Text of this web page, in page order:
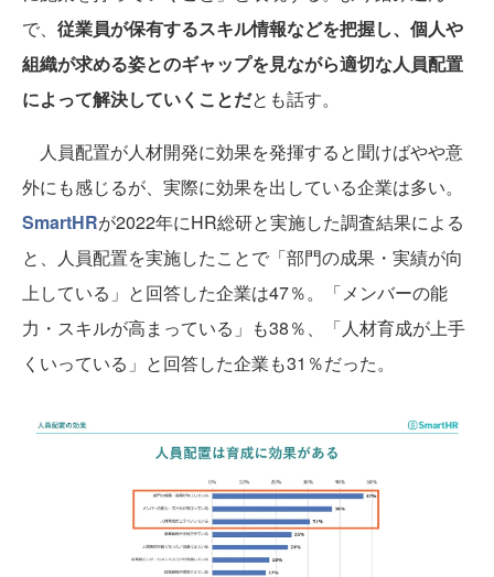
で、 従業員が保有するスキル情報などを把握し、個人や
組織が求める姿とのギャップを見ながら適切な人員配置
によって解決していくことだとも話す。
人員配置が人材開発に効果を発揮すると聞けばやや意
外にも感じるが、実際に効果を出している企業は多い。
SmartHRが2022年にHR総研と実施した調査結果による
と、人員配置を実施したことで「部門の成果・実績が向
上している」と回答した企業は47％。「メンバーの能
力・スキルが高まっている」も38％、「人材育成が上手
くいっている」と回答した企業も31％だった。